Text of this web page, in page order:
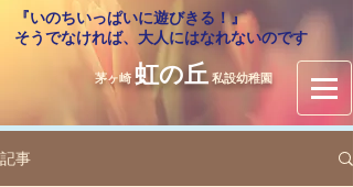
『いのちいっぱいに遊びきる！』
​そうでなければ、大人にはなれないのです
茅ヶ崎 虹の丘 私設幼稚園
記事